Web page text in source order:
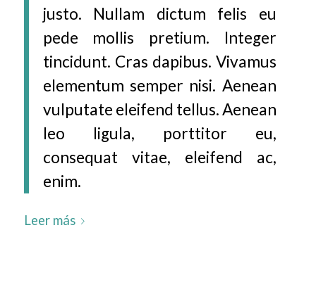
justo. Nullam dictum felis eu
pede mollis pretium. Integer
tincidunt. Cras dapibus. Vivamus
elementum semper nisi. Aenean
vulputate eleifend tellus. Aenean
leo ligula, porttitor eu,
consequat vitae, eleifend ac,
enim.
Leer más